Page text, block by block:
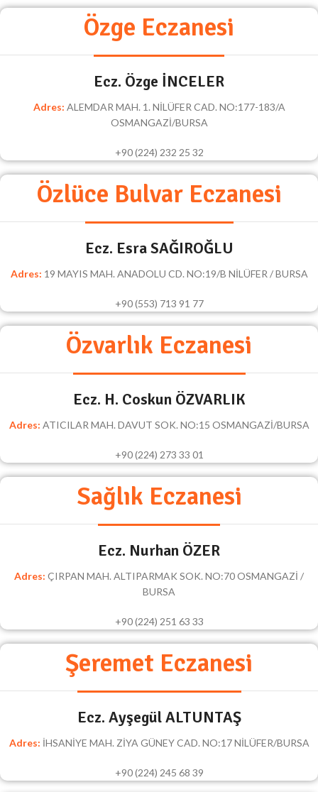
Özge Eczanesi
Ecz. Özge İNCELER
Adres: ALEMDAR MAH. 1. NİLÜFER CAD. NO:177-183/A
OSMANGAZİ/BURSA
+90 (224) 232 25 32
Özlüce Bulvar Eczanesi
Ecz. Esra SAĞIROĞLU
Adres: 19 MAYIS MAH. ANADOLU CD. NO:19/B NİLÜFER / BURSA
+90 (553) 713 91 77
Özvarlık Eczanesi
Ecz. H. Coskun ÖZVARLIK
Adres: ATICILAR MAH. DAVUT SOK. NO:15 OSMANGAZİ/BURSA
+90 (224) 273 33 01
Sağlık Eczanesi
Ecz. Nurhan ÖZER
Adres: ÇIRPAN MAH. ALTIPARMAK SOK. NO:70 OSMANGAZİ /
BURSA
+90 (224) 251 63 33
Şeremet Eczanesi
Ecz. Ayşegül ALTUNTAŞ
Adres: İHSANİYE MAH. ZİYA GÜNEY CAD. NO:17 NİLÜFER/BURSA
+90 (224) 245 68 39